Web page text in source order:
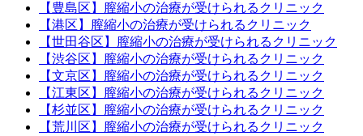
【豊島区】膣縮小の治療が受けられるクリニック
【港区】膣縮小の治療が受けられるクリニック
【世田谷区】膣縮小の治療が受けられるクリニック
【渋谷区】膣縮小の治療が受けられるクリニック
【文京区】膣縮小の治療が受けられるクリニック
【江東区】膣縮小の治療が受けられるクリニック
【杉並区】膣縮小の治療が受けられるクリニック
【荒川区】膣縮小の治療が受けられるクリニック